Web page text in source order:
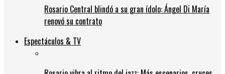
Rosario Central blindó a su gran ídolo: Ángel Di María
renovó su contrato
Espectáculos & TV